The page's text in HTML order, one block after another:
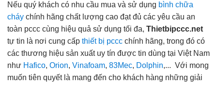
Nếu quý khách có nhu cầu mua và sử dụng bình chữa
cháy chính hãng chất lượng cao đạt đủ các yêu cầu an
toàn pccc cùng hiệu quả sử dụng tối đa, Thietbipccc.net
tự tin là nơi cung cấp thiết bị pccc chính hãng, trong đó có
các thương hiệu sản xuất uy tín được tin dùng tại Việt Nam
như Hafico, Orion, Vinafoam, 83Mec, Dolphin,... Với mong
muốn tiên quyết là mang đến cho khách hàng những giải